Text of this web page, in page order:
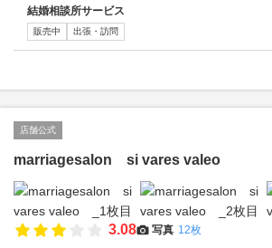
結婚相談所サービス
販売中 出張・訪問
店舗公式
marriagesalon si vares valeo
3.08 写真 12枚